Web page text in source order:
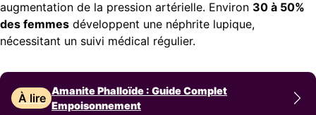
augmentation de la pression artérielle. Environ 30 à 50%
des femmes développent une néphrite lupique,
nécessitant un suivi médical régulier.
À lire
Amanite Phalloïde : Guide Complet
Empoisonnement